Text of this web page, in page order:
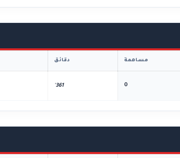
مساهمة دقائق
0
361'